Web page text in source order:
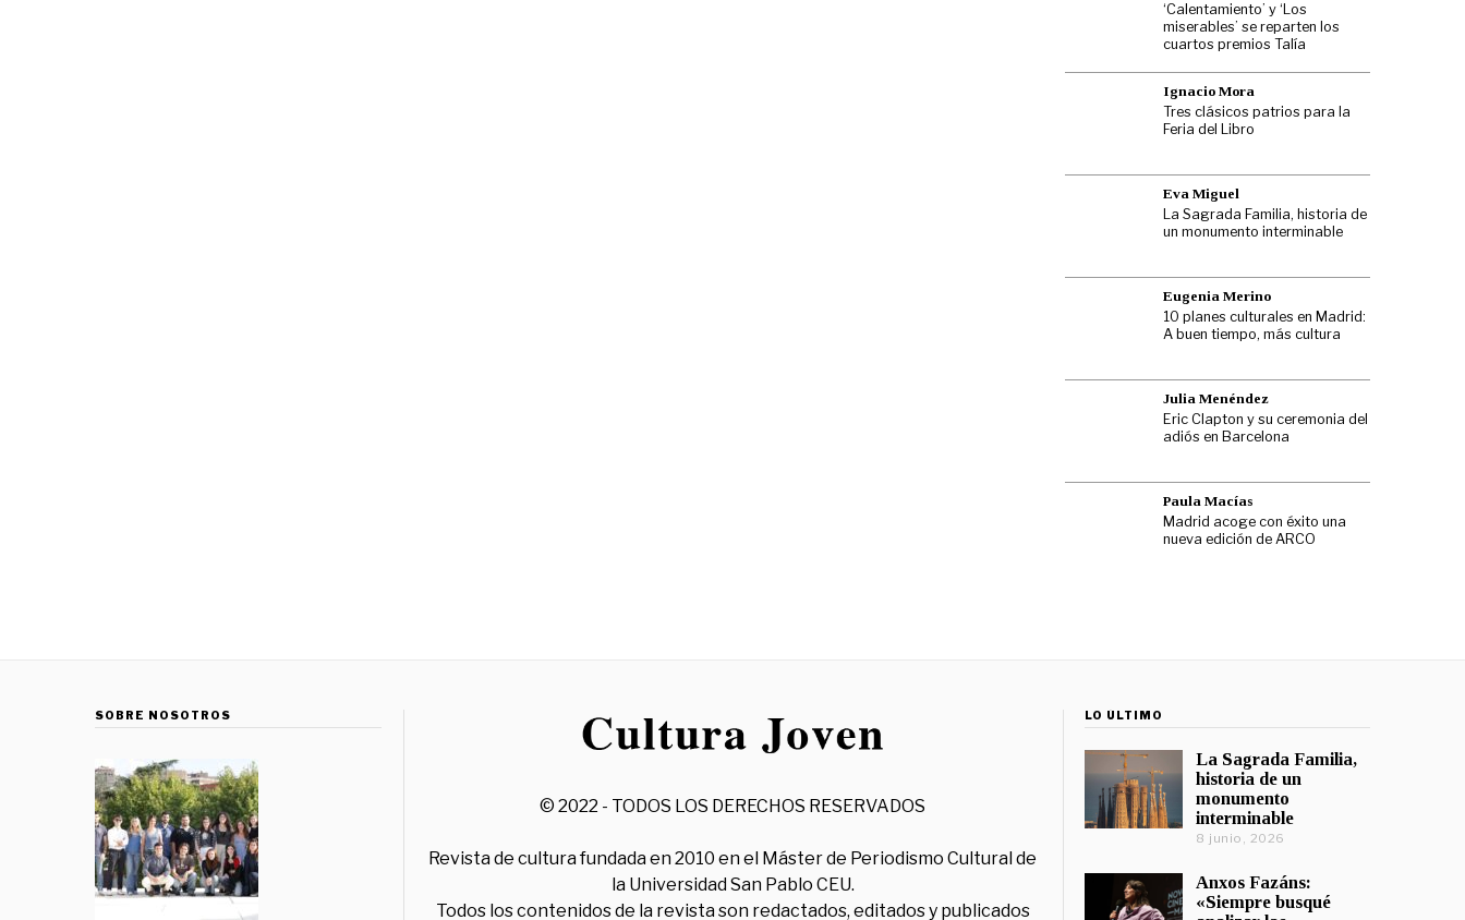
‘Calentamiento’ y ‘Los
miserables’ se reparten los
cuartos premios Talía
Ignacio Mora
Tres clásicos patrios para la
Feria del Libro
Eva Miguel
La Sagrada Familia, historia de
un monumento interminable
Eugenia Merino
10 planes culturales en Madrid:
A buen tiempo, más cultura
Julia Menéndez
Eric Clapton y su ceremonia del
adiós en Barcelona
Paula Macías
Madrid acoge con éxito una
nueva edición de ARCO
SOBRE NOSOTROS
© 2022 - TODOS LOS DERECHOS RESERVADOS
Revista de cultura fundada en 2010 en el Máster de Periodismo Cultural de
la Universidad San Pablo CEU.
Todos los contenidos de la revista son redactados, editados y publicados
LO ÚLTIMO
La Sagrada Familia,
historia de un
monumento
interminable
8 junio, 2026
Anxos Fazáns:
«Siempre busqué